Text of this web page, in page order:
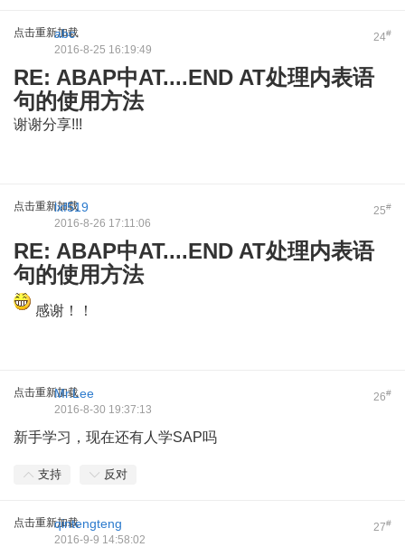
点击重新加载 24#
abc
2016-8-25 16:19:49
RE: ABAP中AT....END AT处理内表语
句的使用方法
谢谢分享!!!
点击重新加载 25#
lxf519
2016-8-26 17:11:06
RE: ABAP中AT....END AT处理内表语
句的使用方法
感谢！！
点击重新加载 26#
Mr.Lee
2016-8-30 19:37:13
新手学习，现在还有人学SAP吗
支持 反对
点击重新加载 27#
qintengteng
2016-9-9 14:58:02